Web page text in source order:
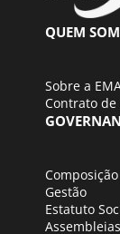
QUEM
Sobre a
Contrato de
Gestão
Estatuto
Assembleias